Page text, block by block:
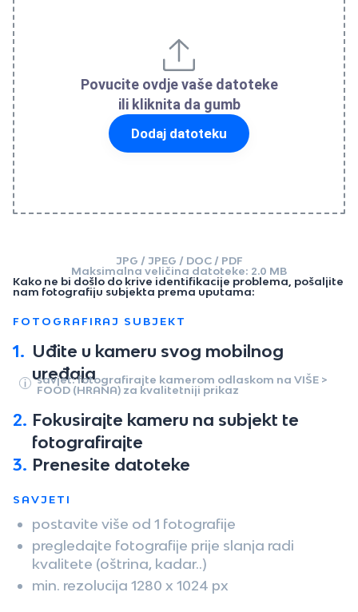
Povucite ovdje vaše datoteke
ili kliknita da gumb
Dodaj datoteku
JPG / JPEG / DOC / PDF
Maksimalna veličina datoteke: 2.0 MB
Kako ne bi došlo do krive identifikacije problema, pošaljite
nam fotografiju subjekta prema uputama:
FOTOGRAFIRAJ SUBJEKT
1. Uđite u kameru svog mobilnog
uređaja
savjet: fotografirajte kamerom odlaskom na VIŠE >
FOOD (HRANA) za kvalitetniji prikaz
2. Fokusirajte kameru na subjekt te
fotografirajte
3. Prenesite datoteke
SAVJETI
postavite više od 1 fotografije
pregledajte fotografije prije slanja radi
kvalitete (oštrina, kadar..)
min. rezolucija 1280 x 1024 px